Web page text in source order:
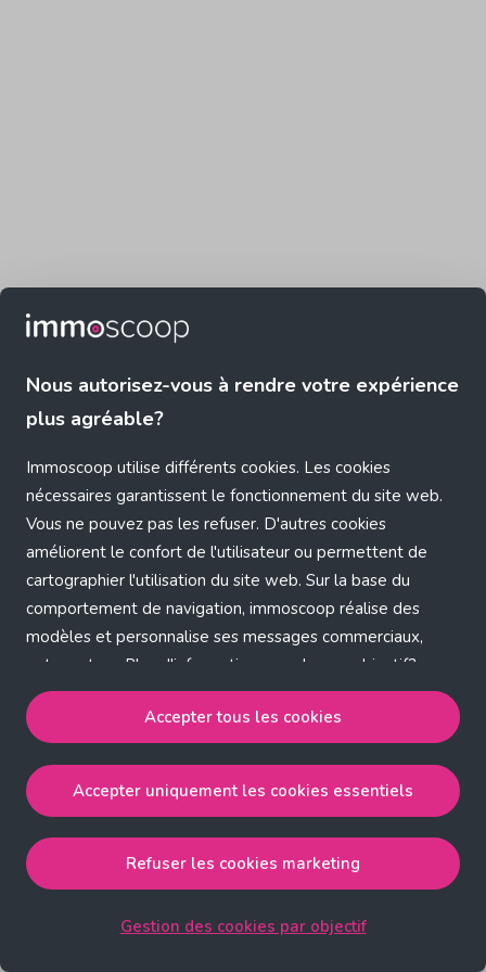
Nous autorisez-vous à rendre votre expérience
plus agréable?
Immoscoop utilise différents cookies. Les cookies
nécessaires garantissent le fonctionnement du site web.
Vous ne pouvez pas les refuser. D'autres cookies
améliorent le confort de l'utilisateur ou permettent de
cartographier l'utilisation du site web. Sur la base du
comportement de navigation, immoscoop réalise des
modèles et personnalise ses messages commerciaux,
entre autres. Plus d'informations sur chaque objectif?
Cliquez sur 'Gestion des cookies par objectif'.
Notre politique de cookies
Accepter tous les cookies
strictement nécessaires, performance, fonctionnalité et
publicité ciblée.
Accepter uniquement les cookies essentielsaccepte
les cookies strictement nécessaires.
Accepter tous les cookies
Accepter uniquement les cookies essentiels
Refuser les cookies marketing
Gestion des cookies par objectif
Application error: a client-side exception has occurred (see the
browser console for more information)